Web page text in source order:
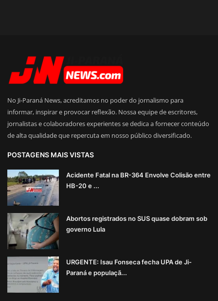
No Ji-Paraná News, acreditamos no poder do jornalismo para
informar, inspirar e provocar reflexão. Nossa equipe de escritores,
jornalistas e colaboradores experientes se dedica a fornecer conteúdo
de alta qualidade que repercuta em nosso público diversificado.
POSTAGENS MAIS VISTAS
Acidente Fatal na BR-364 Envolve Colisão entre
HB-20 e ...
Abortos registrados no SUS quase dobram sob
governo Lula
URGENTE: Isau Fonseca fecha UPA de Ji-
Paraná e populaçã...